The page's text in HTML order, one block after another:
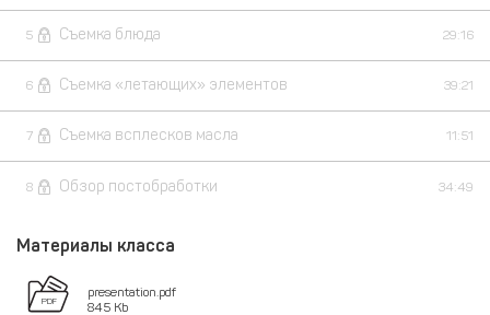
5 Съемка блюда 29:16
6 Съемка «летающих» элементов 39:21
7 Съемка всплесков масла 11:51
8 Обзор постобработки 34:49
Материалы класса
presentation.pdf
845 Kb